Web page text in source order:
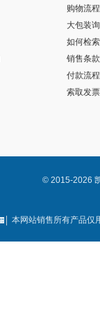
购物流程
大包装
如何检索
销售条款
付款流程
索取发票
© 2015-2026
本网站销售所有产品仅